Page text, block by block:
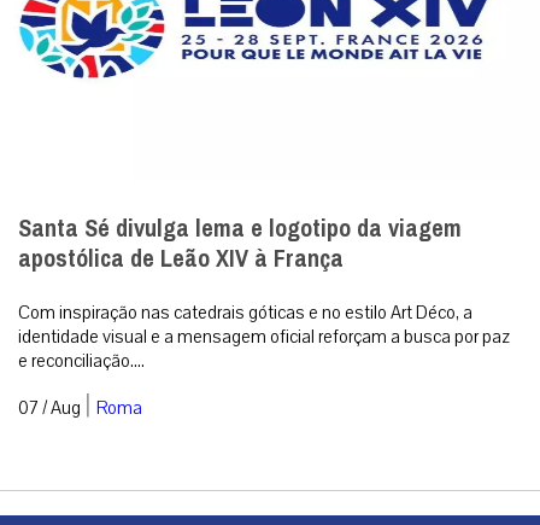
Santa Sé divulga lema e logotipo da viagem
apostólica de Leão XIV à França
Com inspiração nas catedrais góticas e no estilo Art Déco, a
identidade visual e a mensagem oficial reforçam a busca por paz
e reconciliação....
07 / Aug | Roma